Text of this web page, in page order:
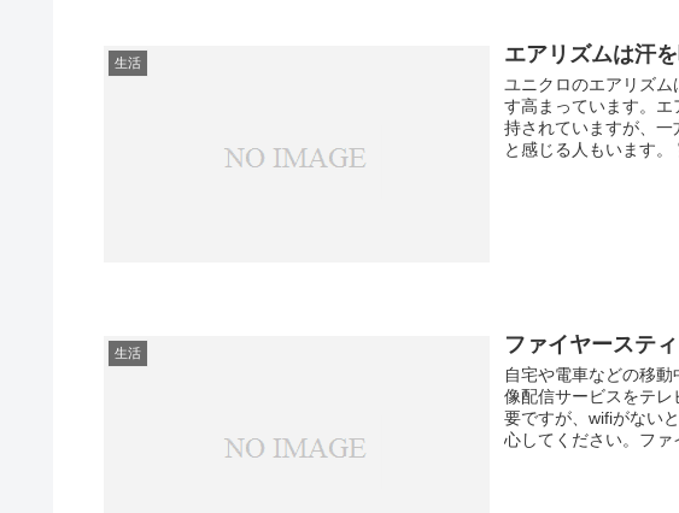
生活 エアリズムは汗
ユニクロのエアリズ
す高まっています。
持されていますが、
と感じる人もいます。
生活 ファイヤーステ
自宅や電車などの移
像配信サービスをテ
要ですが、wifiがない
心してください。ファ